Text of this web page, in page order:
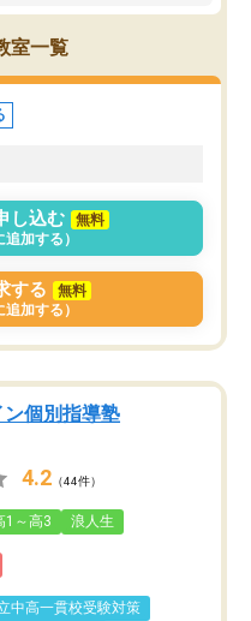
コー
ー
れ
」へ
合
身につきました。結果と
た。自分から学ぶ姿勢を
室一覧
し込む
無料
追加する）
する
無料
追加する）
ン個別指導塾
4.2 （44件）
1～高3 浪人生
中高一貫校受験対策